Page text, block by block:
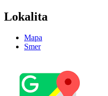
Lokalita
Mapa
Smer